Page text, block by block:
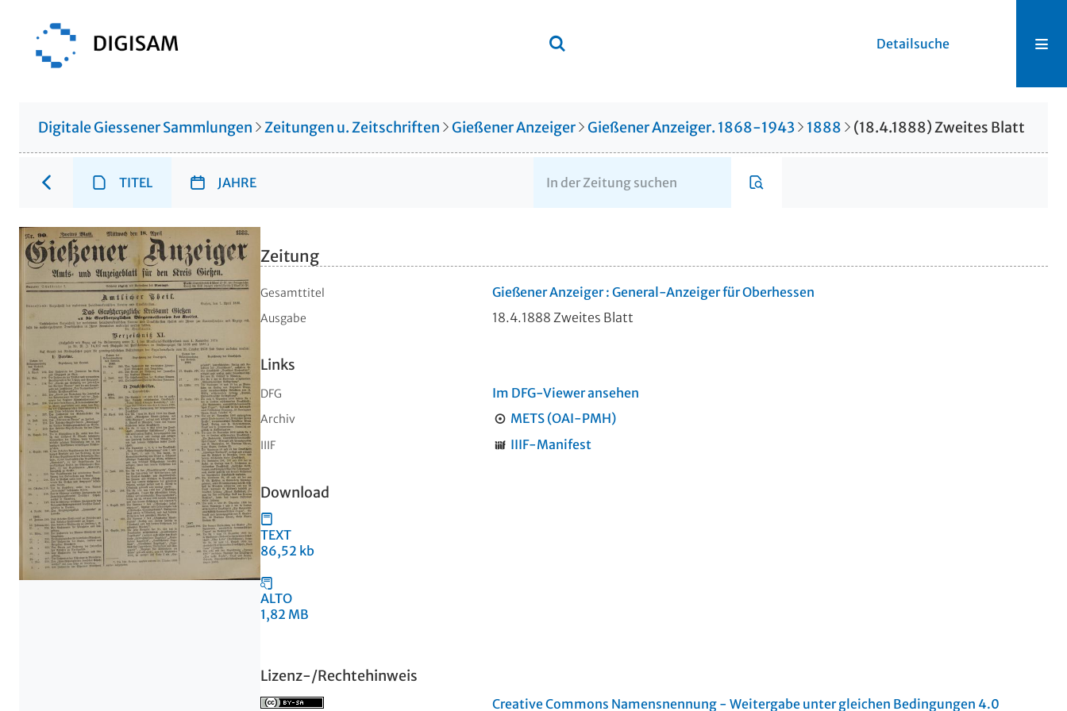
Detailsuche
Digitale Giessener Sammlungen Zeitungen u. Zeitschriften Gießener Anzeiger Gießener Anzeiger. 1868-1943 1888 (18.4.1888) Zweites Blatt
TITEL JAHRE
Zeitung
Gesamttitel Gießener Anzeiger : General-Anzeiger für Oberhessen
Ausgabe 18.4.1888 Zweites Blatt
Links
DFG Im DFG-Viewer ansehen
Archiv METS (OAI-PMH)
IIIF IIIF-Manifest
Download
TEXT
86,52 kb
ALTO
1,82 MB
Lizenz-/Rechtehinweis
Creative Commons Namensnennung - Weitergabe unter gleichen Bedingungen 4.0